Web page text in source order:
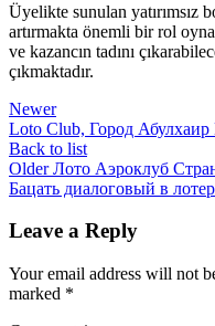
Üyelikte sunulan yatırımsız
artırmakta önemli bir rol
ve kazancın tadını
çıkmaktadır.
Newer
Loto Club, Город Абулхаир
Back to list
Older Лото Аэроклуб
Бацать диалоговый в
Leave a Reply
Your email address will not
marked *